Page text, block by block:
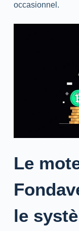
occasionnel.
Le
le